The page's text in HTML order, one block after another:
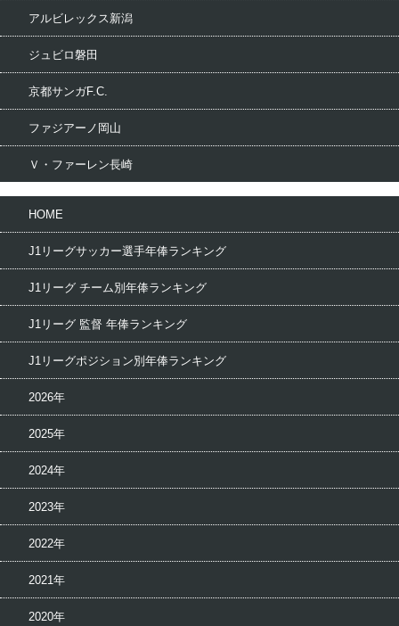
アルビレックス新潟
ジュビロ磐田
京都サンガF.C.
ファジアーノ岡山
Ｖ・ファーレン長崎
HOME
J1リーグサッカー選手年俸ランキング
J1リーグ チーム別年俸ランキング
J1リーグ 監督 年俸ランキング
J1リーグポジション別年俸ランキング
2026年
2025年
2024年
2023年
2022年
2021年
2020年